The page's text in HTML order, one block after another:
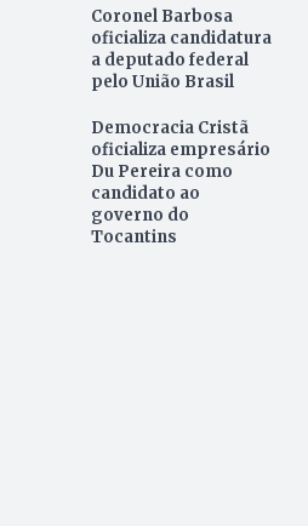
Coronel Barbosa
oficializa candidatura
a deputado federal
pelo União Brasil
Democracia Cristã
oficializa empresário
Du Pereira como
candidato ao
governo do
Tocantins